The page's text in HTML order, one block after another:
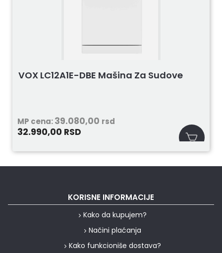
VOX LC12A1E-DBE Mašina Za Sudove
MP cena:39.080,00 rsd
32.990,00 RSD
KORISNE INFORMACIJE
Kako da kupujem?
Načini plaćanja
Kako funkcioniše dostava?